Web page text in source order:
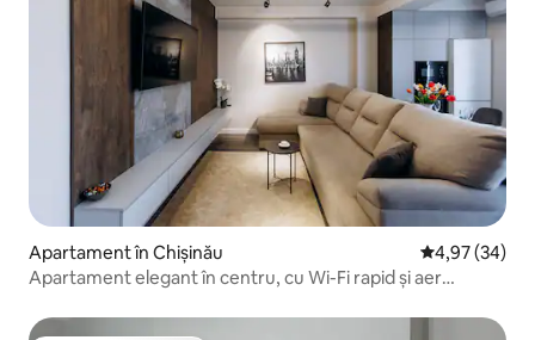
Apartament în Chișinău Scor mediu
4,97 (34)
Apartament elegant în centru, cu Wi-Fi rapid și aer